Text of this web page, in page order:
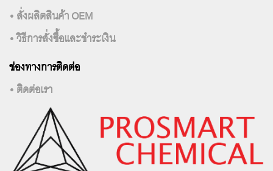
• สั่งผลิตสินค้า OEM
• วิธีการสั่งซื้อและชำระเงิน
ช่องทางการติดต่อ
• ติดต่อเรา